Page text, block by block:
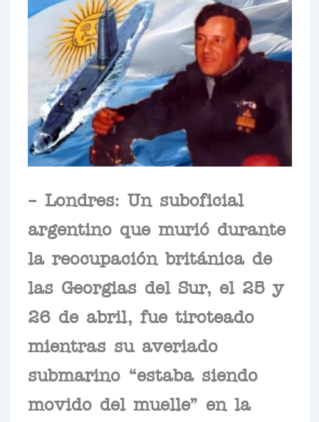
– Londres: Un suboficial
argentino que murió durante
la reocupación británica de
las Georgias del Sur, el 25 y
26 de abril, fue tiroteado
mientras su averiado
submarino “estaba siendo
movido del muelle” en la